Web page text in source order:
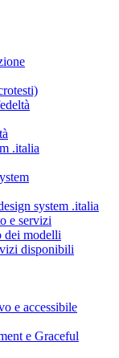
.italia
system .italia
e servizi
dei modelli
disponibili
e accessibile
e Graceful